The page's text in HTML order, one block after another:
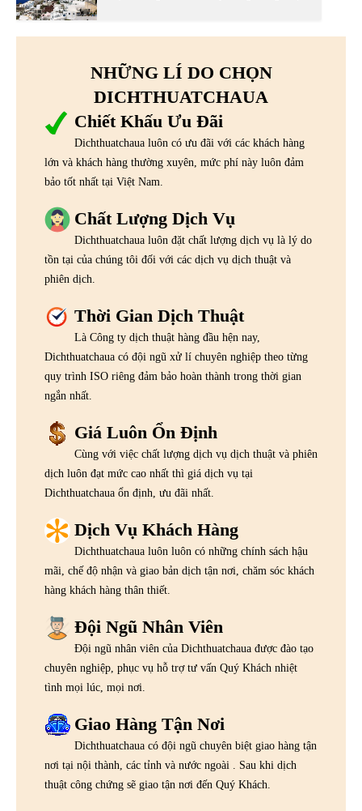
NHỮNG LÍ DO CHỌN
DICHTHUATCHAUA
Chiết Khấu Ưu Đãi
Dichthuatchaua luôn có ưu đãi với các khách hàng
lớn và khách hàng thường xuyên, mức phí này luôn đảm
bảo tốt nhất tại Việt Nam.
Chất Lượng Dịch Vụ
Dichthuatchaua luôn đặt chất lượng dịch vụ là lý do
tồn tại của chúng tôi đối với các dịch vụ dịch thuật và
phiên dịch.
Thời Gian Dịch Thuật
Là Công ty dịch thuật hàng đầu hện nay,
Dichthuatchaua có đội ngũ xử lí chuyên nghiệp theo từng
quy trình ISO riêng đảm bảo hoàn thành trong thời gian
ngắn nhất.
Giá Luôn Ổn Định
Cùng với việc chất lượng dịch vụ dịch thuật và phiên
dịch luôn đạt mức cao nhất thì giá dịch vụ tại
Dichthuatchaua ổn định, ưu đãi nhất.
Dịch Vụ Khách Hàng
Dichthuatchaua luôn luôn có những chính sách hậu
mãi, chế độ nhận và giao bản dịch tận nơi, chăm sóc khách
hàng khách hàng thân thiết.
Đội Ngũ Nhân Viên
Đội ngũ nhân viên của Dichthuatchaua được đào tạo
chuyên nghiệp, phục vụ hỗ trợ tư vấn Quý Khách nhiệt
tình mọi lúc, mọi nơi.
Giao Hàng Tận Nơi
Dichthuatchaua có đội ngũ chuyên biệt giao hàng tận
nơi tại nội thành, các tỉnh và nước ngoài . Sau khi dịch
thuật công chứng sẽ giao tận nơi đến Quý Khách.